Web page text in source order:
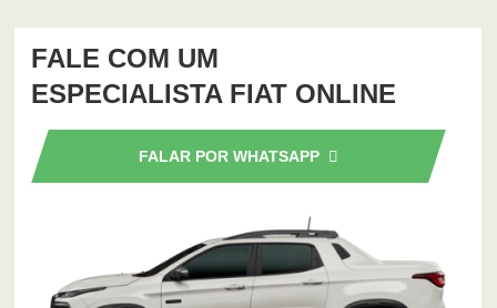
FALE COM UM
ESPECIALISTA FIAT ONLINE
FALAR POR WHATSAPP